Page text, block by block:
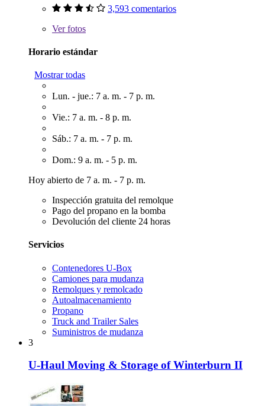
3,593 comentarios
Verfotos
Horario estándar
Mostrar todas
Lun. - jue.: 7 a. m. - 7 p. m.
Vie.: 7 a. m. - 8 p. m.
Sáb.: 7 a. m. - 7 p. m.
Dom.: 9 a. m. - 5 p. m.
Hoy abierto de 7 a. m. - 7 p. m.
Inspección gratuita del remolque
Pago del propano en la bomba
Devolución del cliente 24 horas
Servicios
Contenedores U-Box
Camiones para mudanza
Remolques y remolcado
Autoalmacenamiento
Propano
Truck and Trailer Sales
Suministros de mudanza
3
U-Haul Moving & Storage of Winterburn II